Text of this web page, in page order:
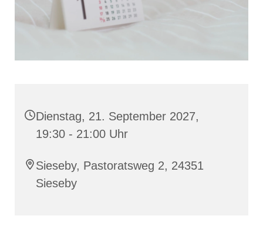
Dienstag, 21. September 2027,
19:30 - 21:00 Uhr
Sieseby, Pastoratsweg 2, 24351
Sieseby